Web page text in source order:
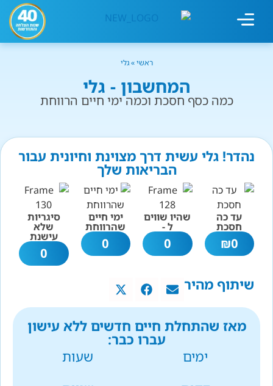
ראשי»גלי
המחשבון - גלי
כמה כסף חסכת וכמה ימי חיים הרווחת
נהדר! גלי עשית דרך מצוינת וחיונית עבור
הבריאות שלך
עד כה
חסכת
0
₪
שהיו שווים
ל -
0
ימי חיים
שהרווחת
0
סיגריות
שלא
עישנת
0
שיתוף מהיר
מאז שהתחלת חיים חדשים ללא עישון
עברו כבר:
ימים
שעות